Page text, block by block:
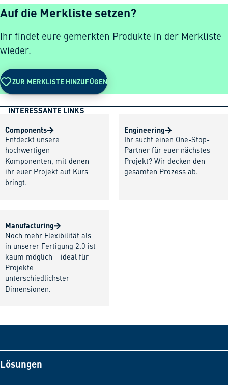
Auf die Merkliste setzen?
Ihr findet eure gemerkten Produkte in der Merkliste
wieder.
ZUR MERKLISTE HINZUFÜGEN
INTERESSANTE LINKS
Components
Entdeckt unsere
hochwertigen
Komponenten, mit denen
ihr euer Projekt auf Kurs
bringt.
Engineering
Ihr sucht einen One-Stop-
Partner für euer nächstes
Projekt? Wir decken den
gesamten Prozess ab.
Manufacturing
Noch mehr Flexibilität als
in unserer Fertigung 2.0 ist
kaum möglich – ideal für
Projekte
unterschiedlichster
Dimensionen.
Lösungen